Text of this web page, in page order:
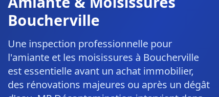
Boucherville
Une inspection professionnelle pour
l'amiante et les moisissures à Boucherville
est essentielle avant un achat immobilier,
des rénovations majeures ou après un dégât